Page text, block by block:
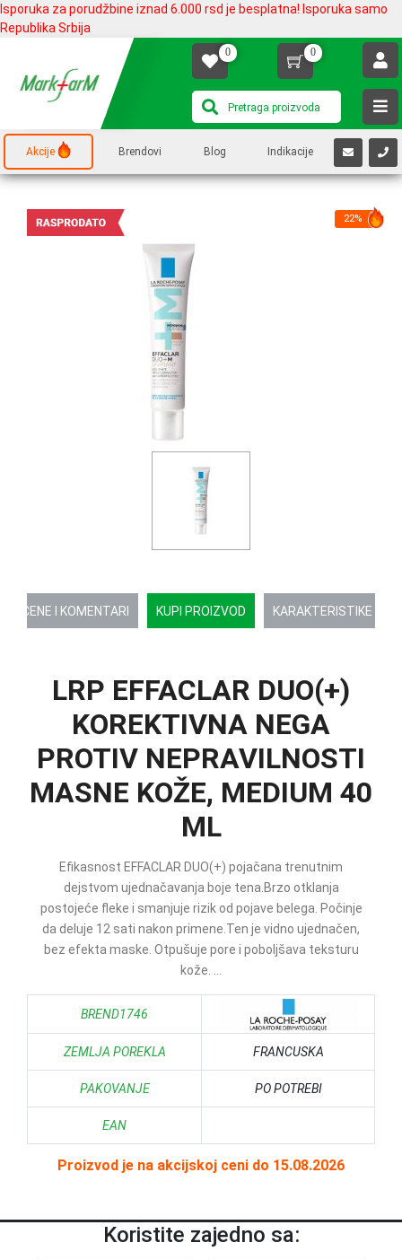
Isporuka za porudžbine iznad 6.000 rsd je besplatna! Isporuka samo
Republika Srbija
0 0
Akcije Brendovi Blog Indikacije
OCENE I KOMENTARI KUPI PROIZVOD KARAKTERISTIKE
22%
LRP EFFACLAR DUO(+)
KOREKTIVNA NEGA
PROTIV NEPRAVILNOSTI
MASNE KOŽE, MEDIUM 40
ML
Efikasnost EFFACLAR DUO(+) pojačana trenutnim
dejstvom ujednačavanja boje tena.Brzo otklanja
postojeće fleke i smanjuje rizik od pojave belega. Počinje
da deluje 12 sati nakon primene.Ten je vidno ujednačen,
bez efekta maske. Otpušuje pore i poboljšava teksturu
kože. ...
BREND1746
ZEMLJA POREKLA FRANCUSKA
PAKOVANJE PO POTREBI
EAN
Proizvod je na akcijskoj ceni do 15.08.2026
Koristite zajedno sa: